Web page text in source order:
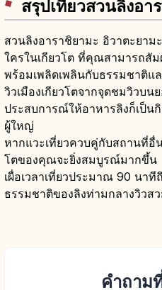
สรุปเที่ยวสวนลิงอา
สวนลิงอาราชิยามะ อิวาตะยาม
ใครในเกียวโต ที่คุณสามารถสั
พร้อมเพลิดเพลินกับธรรมชาติแล
วิวเมืองเกียวโตจากจุดชมวิวบน
ประสบการณ์ให้อาหารลิงก็เป็น
ผู้ใหญ่
หากแวะเที่ยวควบคู่กับสถานที่อื่
โตของคุณจะยิ่งสมบูรณ์มากขึ้น
เผื่อเวลาเที่ยวประมาณ 90 นา
ธรรมชาติของลิงท่ามกลางวิวส
คำถาม